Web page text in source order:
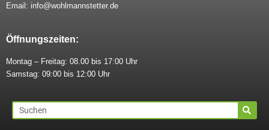
Email: info@wohlmannstetter.de
Öffnungszeiten:
Montag – Freitag: 08.00 bis 17:00 Uhr
Samstag: 09:00 bis 12:00 Uhr